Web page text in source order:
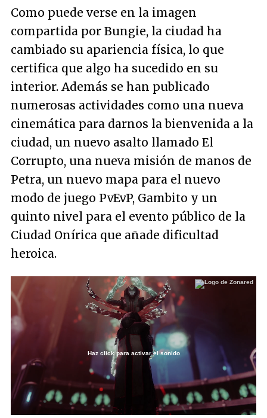
Como puede verse en la imagen
compartida por Bungie, la ciudad ha
cambiado su apariencia física, lo que
certifica que algo ha sucedido en su
interior. Además se han publicado
numerosas actividades como una nueva
cinemática para darnos la bienvenida a la
ciudad, un nuevo asalto llamado El
Corrupto, una nueva misión de manos de
Petra, un nuevo mapa para el nuevo
modo de juego PvEvP, Gambito y un
quinto nivel para el evento público de la
Ciudad Onírica que añade dificultad
heroica.
Unmute
Loaded
100.00%
Haz click para activar el sonido